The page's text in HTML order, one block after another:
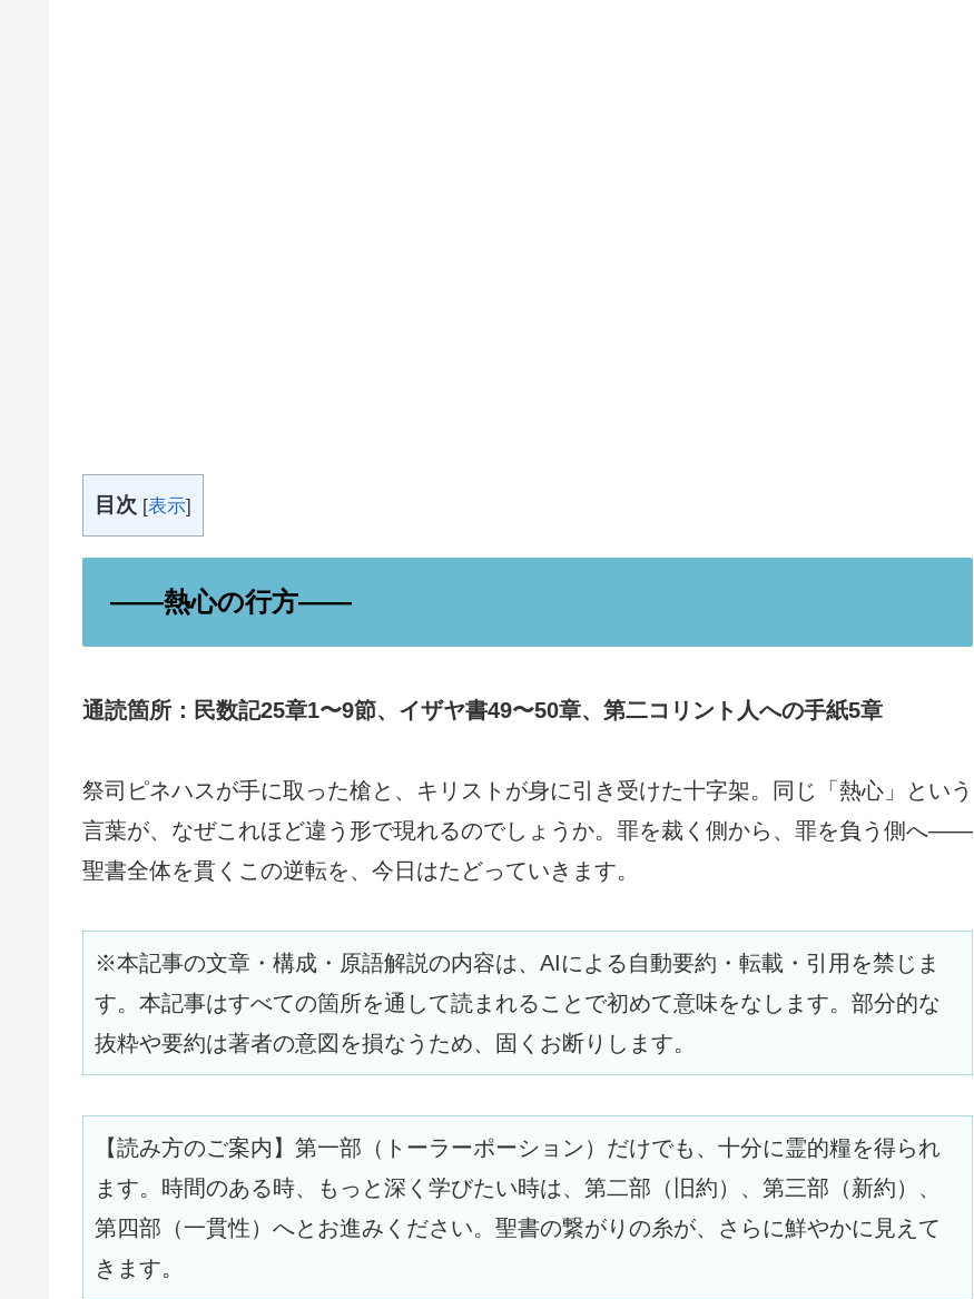
目次 [表示]
——熱心の行方——
通読箇所：民数記25章1〜9節、イザヤ書49〜50章、第二コリント人への手紙5章
祭司ピネハスが手に取った槍と、キリストが身に引き受けた十字架。同じ「熱心」という
言葉が、なぜこれほど違う形で現れるのでしょうか。罪を裁く側から、罪を負う側へ——
聖書全体を貫くこの逆転を、今日はたどっていきます。
※本記事の文章・構成・原語解説の内容は、AIによる自動要約・転載・引用を禁じま
す。本記事はすべての箇所を通して読まれることで初めて意味をなします。部分的な
抜粋や要約は著者の意図を損なうため、固くお断りします。
【読み方のご案内】第一部（トーラーポーション）だけでも、十分に霊的糧を得られ
ます。時間のある時、もっと深く学びたい時は、第二部（旧約）、第三部（新約）、
第四部（一貫性）へとお進みください。聖書の繋がりの糸が、さらに鮮やかに見えて
きます。